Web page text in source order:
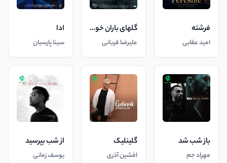
فرشته
امید عقابی
گلهای باران خورده
علیرضا قربانی
ادا
سینا پارسیان
باز شب شد
مهراد جم
گلینلیک
افشین آذری
از شب بپرسید
یوسف زمانی